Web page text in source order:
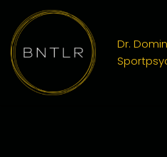
Zum
Inhalt
springen
Dr.